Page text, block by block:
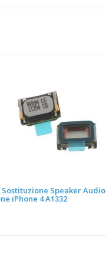
Speaker Audio
iPhone 4 A1332